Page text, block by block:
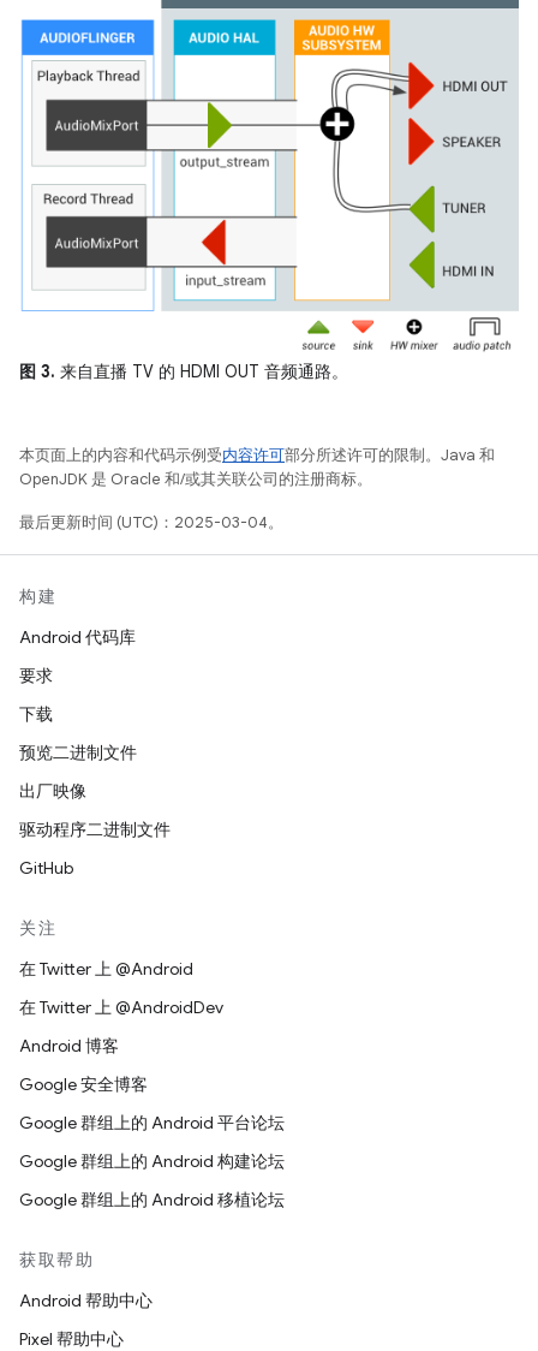
图 3. 来自直播 TV 的 HDMI OUT 音频通路。
本页面上的内容和代码示例受内容许可部分所述许可的限制。Java 和
OpenJDK 是 Oracle 和/或其关联公司的注册商标。
最后更新时间 (UTC)：2025-03-04。
构建
Android 代码库
要求
下载
预览二进制文件
出厂映像
驱动程序二进制文件
GitHub
关注
在 Twitter 上 @Android
在 Twitter 上 @AndroidDev
Android 博客
Google 安全博客
Google 群组上的 Android 平台论坛
Google 群组上的 Android 构建论坛
Google 群组上的 Android 移植论坛
获取帮助
Android 帮助中心
Pixel 帮助中心